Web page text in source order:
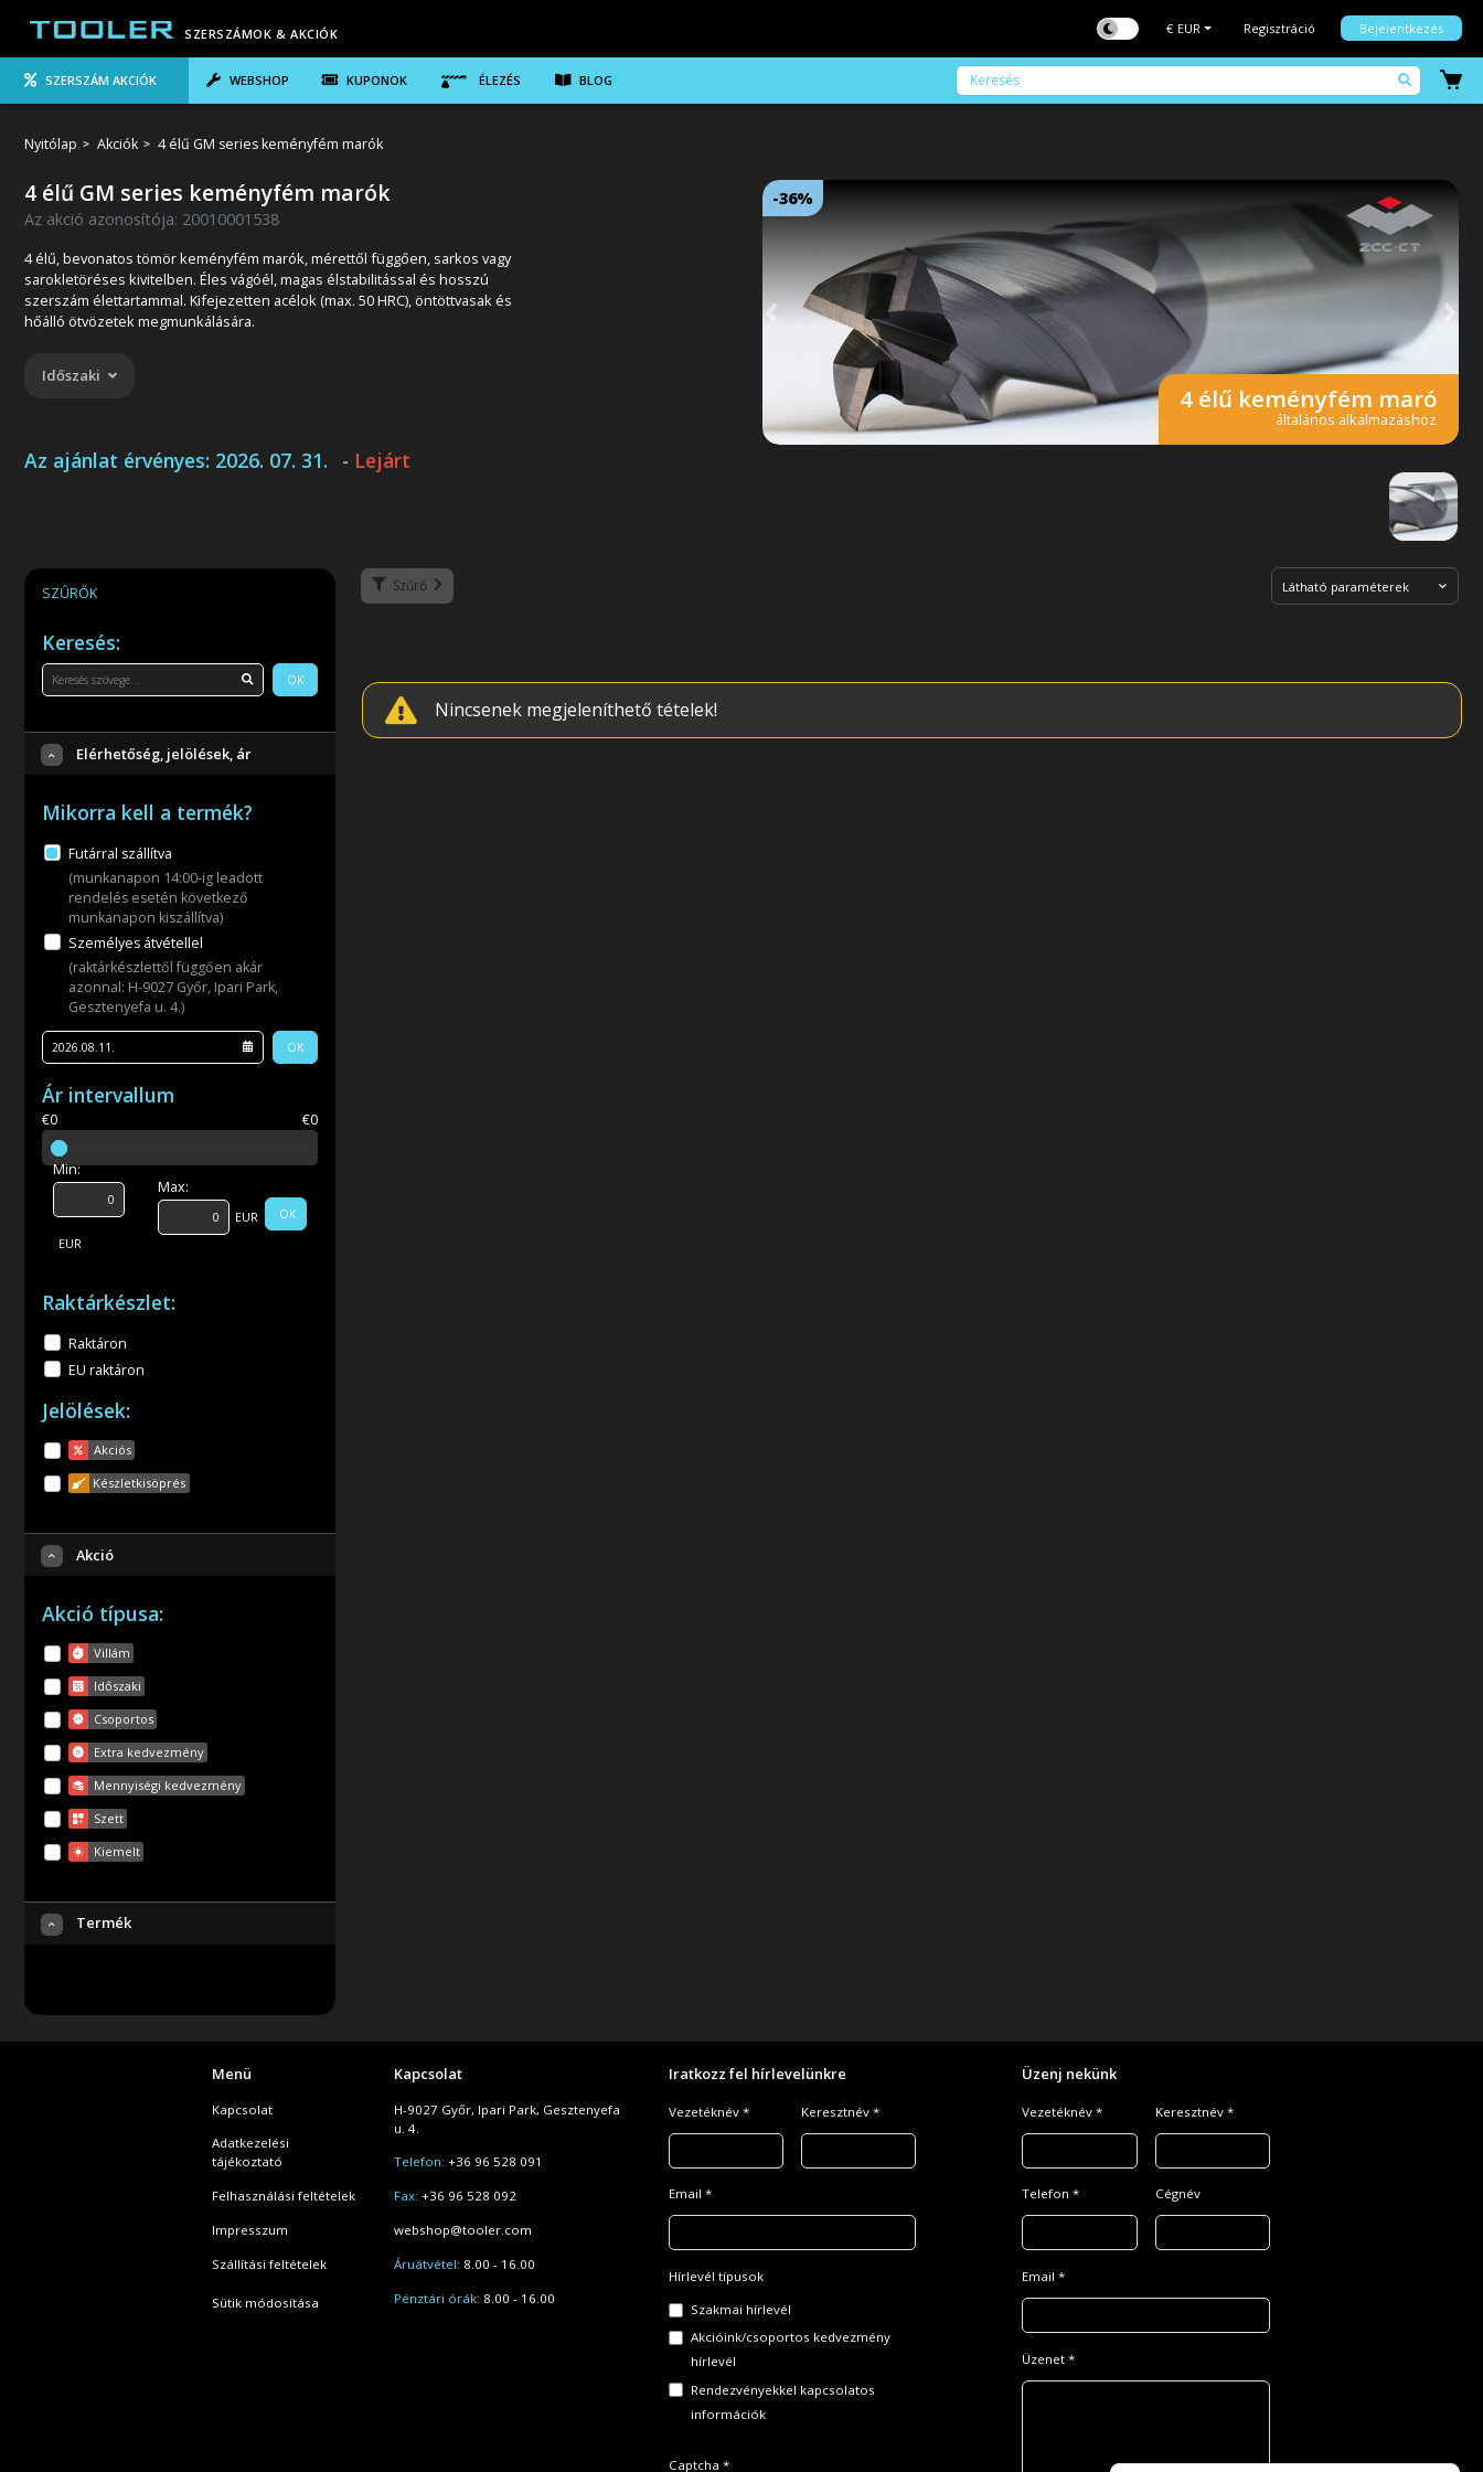
SZERSZÁMOK & AKCIÓK € EUR Regisztráció Bejelentkezés
SZERSZÁM AKCIÓK WEBSHOP KUPONOK ÉLEZÉS BLOG
Nyitólap Akciók 4 élű GM series keményfém marók
4 élű GM series keményfém marók
Az akció azonosítója: 20010001538
4 élű, bevonatos tömör keményfém marók, mérettől függően, sarkos vagy
sarokletöréses kivitelben. Éles vágóél, magas élstabilitással és hosszú
szerszám élettartammal. Kifejezetten acélok (max. 50 HRC), öntöttvasak és
hőálló ötvözetek megmunkálására.
Időszaki
Az ajánlat érvényes: 2026. 07. 31. - Lejárt
-36%
4 élű keményfém maró
általános alkalmazáshoz
Következő
SZŰRŐK
Keresés:
OK
Elérhetőség, jelölések, ár
Mikorra kell a termék?
Futárral szállítva
(munkanapon 14:00-ig leadott
rendelés esetén következő
munkanapon kiszállítva)
Személyes átvétellel
(raktárkészlettől függően akár
azonnal: H-9027 Győr, Ipari Park,
Gesztenyefa u. 4.)
OK
Ár intervallum
€0 €0
Min:
EUR
Max:
EUR OK
Raktárkészlet:
Raktáron
EU raktáron
Jelölések:
Akciós
Készletkisöprés
Akció
Akció típusa:
Villám
Időszaki
Csoportos
Extra kedvezmény
Mennyiségi kedvezmény
Szett
Kiemelt
Termék
Szűrő Látható paraméterek
Nincsenek megjeleníthető tételek!
Menü
Kapcsolat
Adatkezelési
tájékoztató
Felhasználási feltételek
Impresszum
Szállítási feltételek
Sütik módosítása
Kapcsolat
H-9027 Győr, Ipari Park, Gesztenyefa
u. 4.
Telefon: +36 96 528 091
Fax: +36 96 528 092
webshop@tooler.com
Áruátvétel: 8.00 - 16.00
Pénztári órák: 8.00 - 16.00
Iratkozz fel hírlevelünkre
Vezetéknév * Keresztnév *
Email *
Hírlevél típusok
Szakmai hírlevél
Akcióink/csoportos kedvezmény
hírlevél
Rendezvényekkel kapcsolatos
információk
Captcha *
Üzenj nekünk
Vezetéknév * Keresztnév *
Telefon * Cégnév
Email *
Üzenet *